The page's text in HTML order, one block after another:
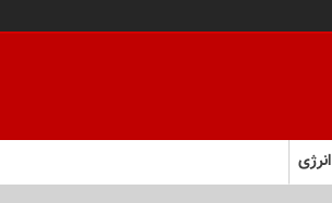
انرژی